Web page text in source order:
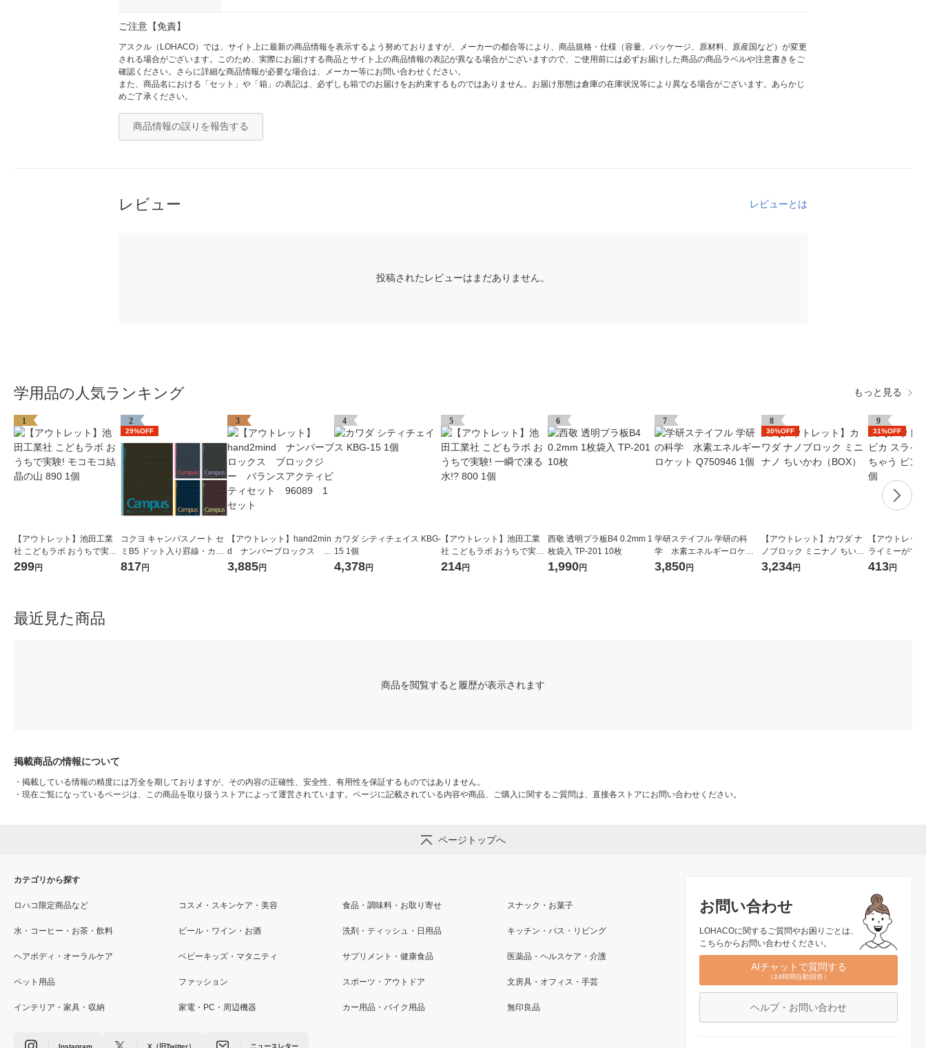
ご注意【免責】
アスクル（LOHACO）では、サイト上に最新の商品情報を表示するよう努めておりますが、メーカーの都合等により、商品規格・仕様（容量、パッケージ、原材料、原産国など）が変更
される場合がございます。このため、実際にお届けする商品とサイト上の商品情報の表記が異なる場合がございますので、ご使用前には必ずお届けした商品の商品ラベルや注意書きをご
確認ください。さらに詳細な商品情報が必要な場合は、メーカー等にお問い合わせください。
また、商品名における「セット」や「箱」の表記は、必ずしも箱でのお届けをお約束するものではありません。お届け形態は倉庫の在庫状況等により異なる場合がございます。あらかじ
めご了承ください。
商品情報の誤りを報告する
レビュー レビューとは
投稿されたレビューはまだありません。
学用品の人気ランキング もっと見る
1
【アウトレット】池田工業
社 こどもラボ おうちで実験!
モコモコ結晶の山 890 1個
299円
2
29%OFF
コクヨ キャンパスノート セ
ミB5 ドット入り罫線・カラ
ー表紙 A罫7mm 30枚 5色セ
817円
3
【アウトレット】hand2min
d ナンバーブロックス ブ
ロックジー バランスアク
ティビティセット 96089
3,885円
4
カワダ シティチェイス KBG-
15 1個
4,378円
5
【アウトレット】池田工業
社 こどもラボ おうちで実験!
一瞬で凍る水!? 800 1個
214円
6
西敬 透明プラ板B4 0.2mm 1
枚袋入 TP-201 10枚
1,990円
7
学研ステイフル 学研の科
学 水素エネルギーロケッ
ト Q750946 1個
3,850円
8
30%OFF
【アウトレット】カワダ ナ
ノブロック ミニナノ ちいか
わ（BOX）
3,234円
9
31%OFF
【アウトレッ
ライミーがで
ク 090681 1個
413円
最近見た商品
商品を閲覧すると履歴が表示されます
掲載商品の情報について
・ 掲載している情報の精度には万全を期しておりますが、その内容の正確性、安全性、有用性を保証するものではありません。
・ 現在ご覧になっているページは、この商品を取り扱うストアによって運営されています。ページに記載されている内容や商品、ご購入に関するご質問は、直接各ストアにお問い合わせください。
ページトップへ
お問い合わせ
LOHACOに関するご質問やお困りごとは、
こちらからお問い合わせください。
AIチャットで質問する
（24時間自動回答）
ヘルプ・お問い合わせ
カテゴリから探す
ロハコ限定商品など コスメ・スキンケア・美容 食品・調味料・お取り寄せ スナック・お菓子
水・コーヒー・お茶・飲料 ビール・ワイン・お酒 洗剤・ティッシュ・日用品 キッチン・バス・リビング
ヘアボディ・オーラルケア ベビーキッズ・マタニティ サプリメント・健康食品 医薬品・ヘルスケア・介護
ペット用品 ファッション スポーツ・アウトドア 文房具・オフィス・手芸
インテリア・家具・収納 家電・PC・周辺機器 カー用品・バイク用品 無印良品
Instagram X（旧Twitter） ニュースレター